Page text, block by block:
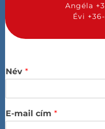
Angéla
Évi
Név *
E-mail cím *